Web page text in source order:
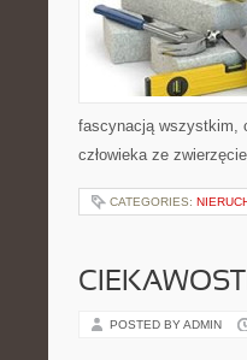
fascynacją wszystkim,
człowieka ze
CATEGORIES:
POSTED BY ADMIN